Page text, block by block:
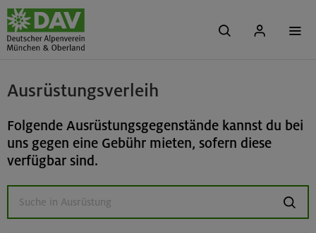
Ausrüstungsverleih
Folgende Ausrüstungsgegenstände kannst du bei
uns gegen eine Gebühr mieten, sofern diese
verfügbar sind.
suchen